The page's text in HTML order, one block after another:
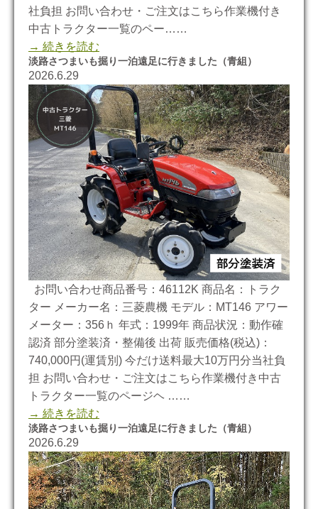
社負担 お問い合わせ・ご注文はこちら作業機付き
中古トラクター一覧のペー……
→ 続きを読む
淡路さつまいも掘り一泊遠足に行きました（青組）
2026.6.29
お問い合わせ商品番号：46112K 商品名：トラク
ター メーカー名：三菱農機 モデル：MT146 アワー
メーター：356ｈ 年式：1999年 商品状況：動作確
認済 部分塗装済・整備後 出荷 販売価格(税込)：
740,000円(運賃別) 今だけ送料最大10万円分当社負
担 お問い合わせ・ご注文はこちら作業機付き中古
トラクター一覧のページヘ ……
→ 続きを読む
淡路さつまいも掘り一泊遠足に行きました（青組）
2026.6.29